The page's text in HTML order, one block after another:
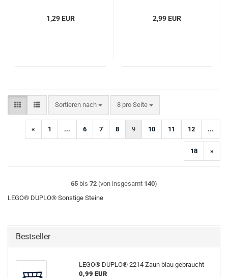
1,29 EUR 2,99 EUR
Sortieren nach
Sortieren nach 8 pro Seite
pro Seite
« 1 ... 6 7 8 9 10 11 12 ...
18 »
65 bis 72 (von insgesamt 140)
LEGO® DUPLO® Sonstige Steine
Bestseller
LEGO® DUPLO® 2214 Zaun blau gebraucht
0,99 EUR